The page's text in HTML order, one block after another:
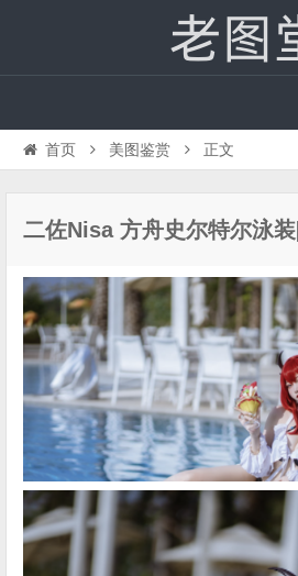
首页 美图鉴赏 正文
二佐Nisa 方舟史尔特尔泳